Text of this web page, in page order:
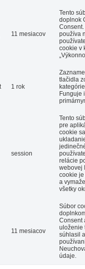
11 mesiacov
Tento
doplnok
používa
cookie v
1 rok
tlačidla
Funguje
session
Tento
pre
cookie
relácie
webovej
cookie
a
všetky
11 mesiacov
Súbor
Consent
uloženie
súhlasil
údaje.